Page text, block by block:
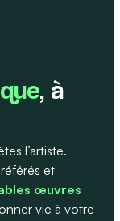
, à
l’artiste.
et
œuvres
vie à votre